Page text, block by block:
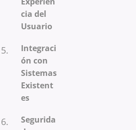
cia del
Usuario
Integraci
ón con
Sistemas
Existent
es
Segurida